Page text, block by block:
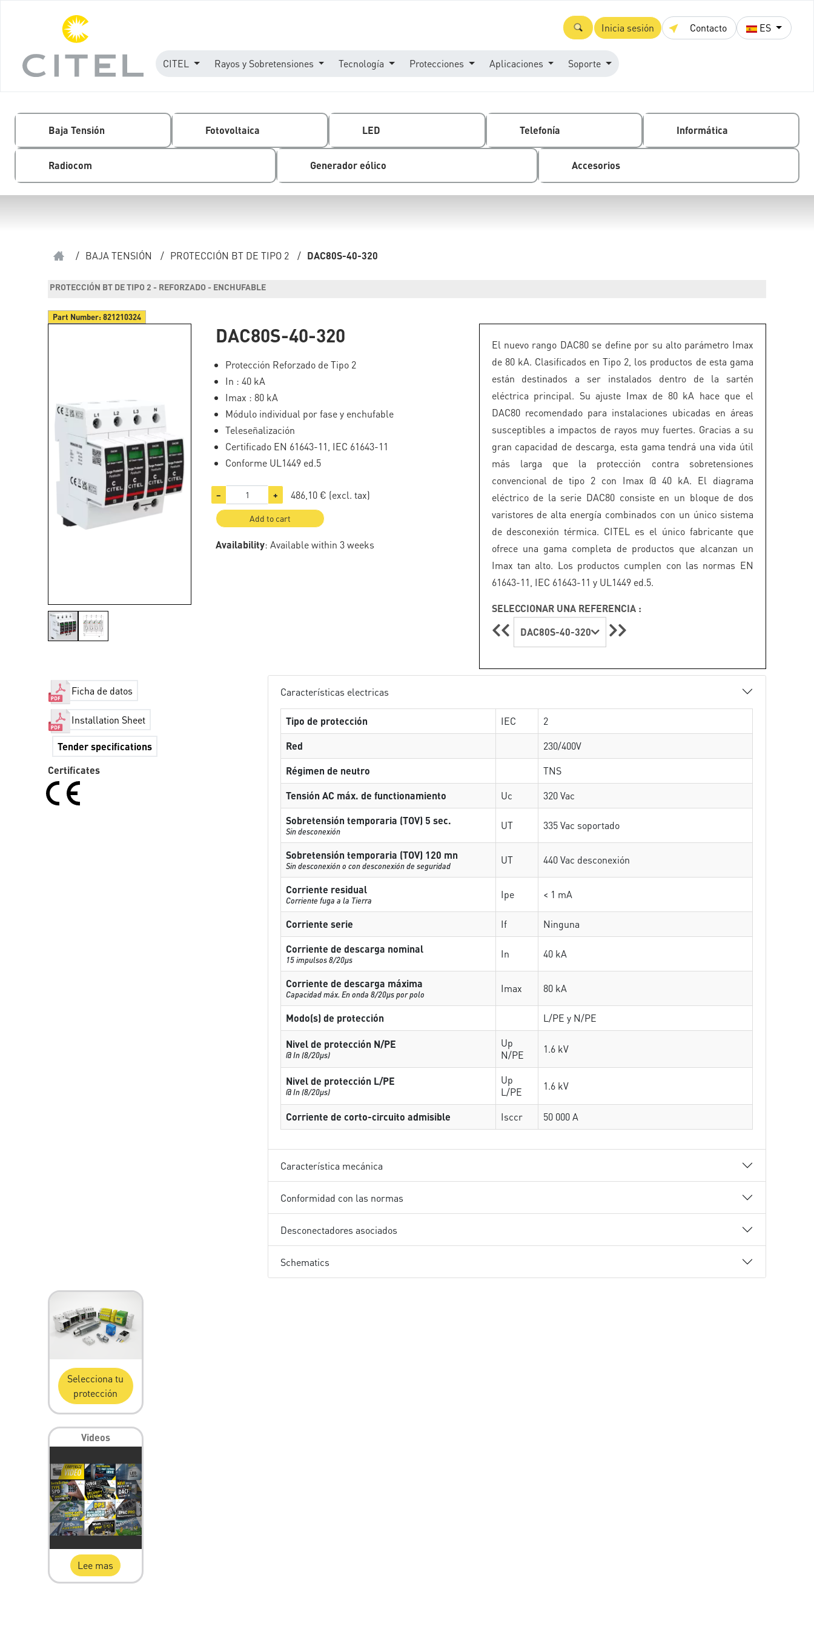
Inicia sesión Contacto ES
CITEL Rayos y Sobretensiones Tecnología Protecciones Aplicaciones Soporte
Baja Tensión Fotovoltaica LED Telefonía Informática
Radiocom Generador eólico Accesorios
/ BAJA TENSIÓN / PROTECCIÓN BT DE TIPO 2 / DAC80S-40-320
PROTECCIÓN BT DE TIPO 2 - REFORZADO - ENCHUFABLE
Part Number:821210324
DAC80S-40-320
Protección Reforzado de Tipo 2
In : 40 kA
Imax : 80 kA
Módulo individual por fase y enchufable
Teleseñalización
Certificado EN 61643-11, IEC 61643-11
Conforme UL1449 ed.5
− + 486,10 € (excl. tax)
Add to cart
Availability: Available within 3 weeks
El nuevo rango DAC80 se define por su alto parámetro Imax
de 80 kA. Clasificados en Tipo 2, los productos de esta gama
están destinados a ser instalados dentro de la sartén
eléctrica principal. Su ajuste Imax de 80 kA hace que el
DAC80 recomendado para instalaciones ubicadas en áreas
susceptibles a impactos de rayos muy fuertes. Gracias a su
gran capacidad de descarga, esta gama tendrá una vida útil
más larga que la protección contra sobretensiones
convencional de tipo 2 con Imax @ 40 kA. El diagrama
eléctrico de la serie DAC80 consiste en un bloque de dos
varistores de alta energía combinados con un único sistema
de desconexión térmica. CITEL es el único fabricante que
ofrece una gama completa de productos que alcanzan un
Imax tan alto. Los productos cumplen con las normas EN
61643-11, IEC 61643-11 y UL1449 ed.5.
SELECCIONAR UNA REFERENCIA :
DAC80S-40-320
Ficha de datos
Installation Sheet
Tender specifications
Certificates
Características electricas
Tipo de protección IEC
2
Red
230/400V
Régimen de neutro
TNS
Tensión AC máx. de functionamiento
Uc
320 Vac
Sobretensión temporaria (TOV) 5 sec.
Sin desconexión UT 335 Vac soportado
Sobretensión temporaria (TOV) 120 mn
Sin desconexión o con desconexión de seguridad UT 440 Vac desconexión
Corriente residual
Corriente fuga a la Tierra Ipe < 1 mA
Corriente serie If
Ninguna
Corriente de descarga nominal
15 impulsos 8/20µs In 40 kA
Corriente de descarga máxima
Capacidad máx. En onda 8/20µs por polo Imax 80 kA
Modo(s) de protección L/PE y N/PE
Nivel de protección N/PE
@ In (8/20µs)
Up
N/PE
1.6 kV
Nivel de protección L/PE
@ In (8/20µs)
Up
L/PE
1.6 kV
Corriente de corto-circuito admisible Isccr 50 000 A
Característica mecánica
Conformidad con las normas
Desconectadores asociados
Schematics
Selecciona tu
protección
Videos
Lee mas